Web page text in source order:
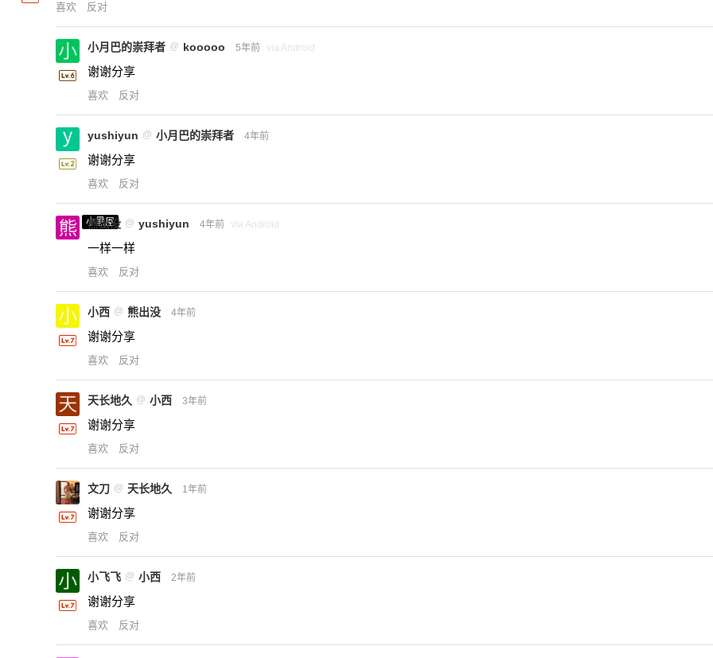
喜欢 反对
小月巴的崇拜者 @ kooooo 5年前 via Android
谢谢分享
喜欢 反对
yushiyun @ 小月巴的崇拜者 4年前
谢谢分享
喜欢 反对
小黑屋
熊出没 @ yushiyun 4年前 via Android
一样一样
喜欢 反对
小西 @ 熊出没 4年前
谢谢分享
喜欢 反对
天长地久 @ 小西 3年前
谢谢分享
喜欢 反对
文刀 @ 天长地久 1年前
谢谢分享
喜欢 反对
小飞飞 @ 小西 2年前
谢谢分享
喜欢 反对